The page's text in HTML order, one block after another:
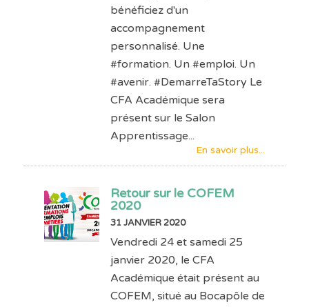
bénéficiez d'un
accompagnement
personnalisé. Une
#formation. Un #emploi. Un
#avenir. #DemarreTaStory Le
CFA Académique sera
présent sur le Salon
Apprentissage...
En savoir plus...
Retour sur le COFEM
2020
31 JANVIER 2020
Vendredi 24 et samedi 25
janvier 2020, le CFA
Académique était présent au
COFEM, situé au Bocapôle de